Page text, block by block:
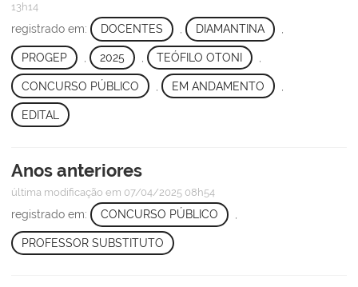
13h14
registrado em: DOCENTES , DIAMANTINA ,
PROGEP 2025 TEÓFILO OTONI
CONCURSO PÚBLICO EM ANDAMENTO
EDITAL
Anos anteriores
última modificação em 07/04/2025 08h54
registrado em: CONCURSO PÚBLICO ,
PROFESSOR SUBSTITUTO